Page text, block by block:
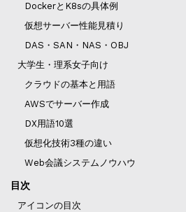
DockerとK8sの具体例
仮想サーバー性能見積り
DAS・SAN・NAS・OBJ
大学生・理系女子向け
クラウドの基本と用語
AWSでサーバー作成
DX用語10選
仮想化技術3種の違い
Web会議システムノウハウ
目次
アイコンの目次